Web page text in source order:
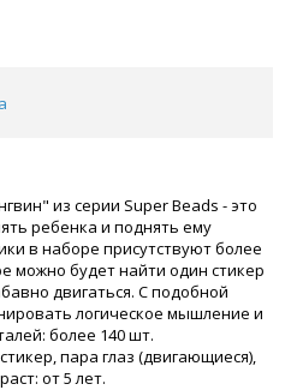
из серии Super Beads - это
ребенка и поднять ему
в наборе присутствуют более
можно будет найти один стикер
двигаться. С подобной
логическое мышление и
более 140 шт.
пара глаз (двигающиеся),
от 5 лет.